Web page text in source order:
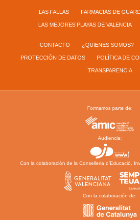
LAS FALLAS FARMACIAS DE
LAS MEJORES PLAYAS DE VALENCIA
CONTACTO ¿QUIENES SOMOS?
PROTECCIÓN DE DATOS POLÍTICA DE
TRANSPARENCIA
Formamos parte de:
Audiencia:
Con la colaboración de la Conselleria d’Educació,
Con la colaboración de: